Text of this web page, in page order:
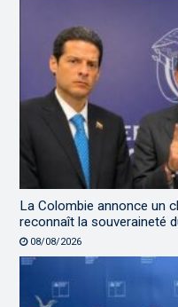
La Colombie annonce un
reconnaît la souveraineté
08/08/2026